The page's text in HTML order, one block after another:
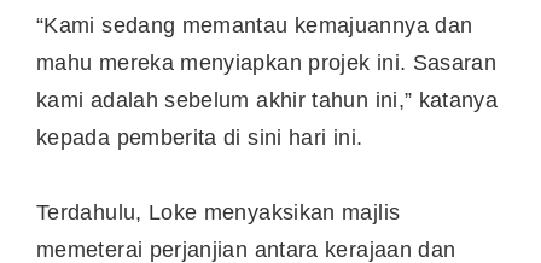
“Kami sedang memantau kemajuannya dan
mahu mereka menyiapkan projek ini. Sasaran
kami adalah sebelum akhir tahun ini,” katanya
kepada pemberita di sini hari ini.
Terdahulu, Loke menyaksikan majlis
memeterai perjanjian antara kerajaan dan